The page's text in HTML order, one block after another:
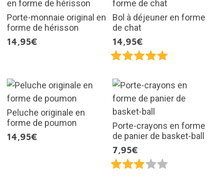
Porte-monnaie original en
forme de hérisson
14,95€
Bol à déjeuner en forme
de chat
14,95€
Peluche originale en
forme de poumon
14,95€
Porte-crayons en forme
de panier de basket-ball
7,95€